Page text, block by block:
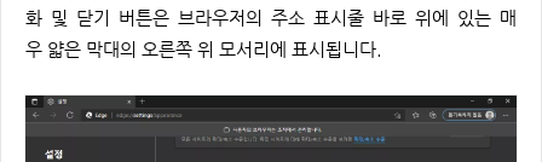
화 및 닫기 버튼은 브라우저의 주소 표시줄 바로 위에 있는 매
우 얇은 막대의 오른쪽 위 모서리에 표시됩니다.